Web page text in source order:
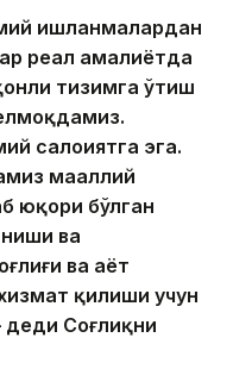
ишланмалардан
реал амалиётда
тизимга ўтиш
салоҳиятга эга.
маҳаллий
юқори бўлган
ва
ва ҳаёт
қилиши учун
Соғлиқни